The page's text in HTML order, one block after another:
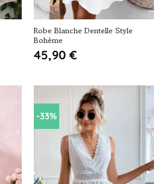
Robe Blanche Dentelle Style
Bohème
45,90 €
-33%